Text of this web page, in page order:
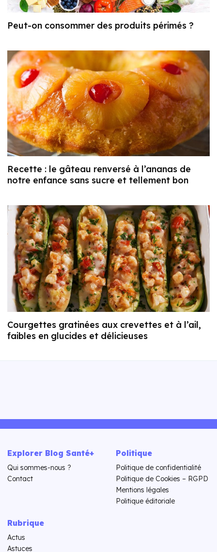
Peut-on consommer des produits périmés ?
Recette : le gâteau renversé à l’ananas de
notre enfance sans sucre et tellement bon
Courgettes gratinées aux crevettes et à l’ail,
faibles en glucides et délicieuses
Explorer Blog Santé+
Qui sommes-nous ?
Contact
Politique
Politique de confidentialité
Politique de Cookies – RGPD
Mentions légales
Politique éditoriale
Rubrique
Actus
Astuces